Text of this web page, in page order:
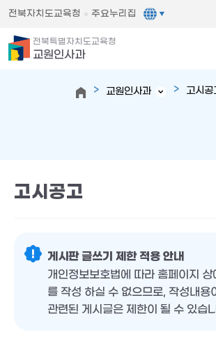
전북자치도교육청 주요누리집
전북특별자치도교육청
교원인사과
교원인사과 고시공
고시공고
게시판 글쓰기 제한 적용 안내
개인정보보호법에 따라 홈페이지
를 작성 하실 수 없으므로, 작성내용
관련된 게시글은 제한이 될 수 있습